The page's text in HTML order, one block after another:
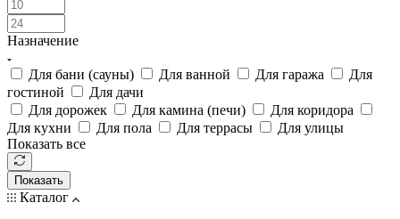
Назначение
Для бани (сауны) Для ванной Для гаража
Для
гостиной
Для дачи
Для дорожек
Для камина (печи)
Для коридора
Для кухни
Для пола Для террасы
Для улицы
Показать все
Показать
Каталог